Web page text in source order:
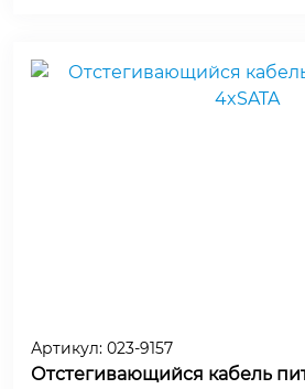
Артикул: 023-9157
Отстегивающийся кабель